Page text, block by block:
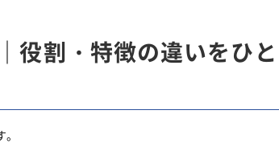
役割・特徴の違いをひ